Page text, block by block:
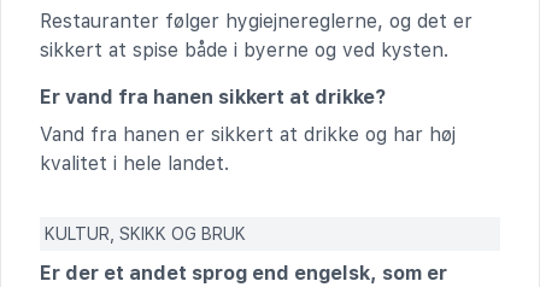
Restauranter følger hygiejnereglerne, og det er
sikkert at spise både i byerne og ved kysten.
Er vand fra hanen sikkert at drikke?
Vand fra hanen er sikkert at drikke og har høj
kvalitet i hele landet.
KULTUR, SKIKK OG BRUK
Er der et andet sprog end engelsk, som er